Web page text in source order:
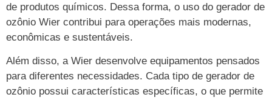
de produtos químicos. Dessa forma, o uso do gerador de
ozônio Wier contribui para operações mais modernas,
econômicas e sustentáveis.
Além disso, a Wier desenvolve equipamentos pensados
para diferentes necessidades. Cada tipo de gerador de
ozônio possui características específicas, o que permite